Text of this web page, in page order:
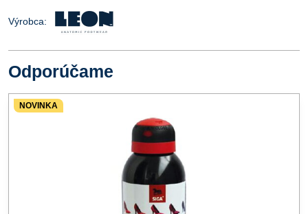
Výrobca:
Odporúčame
NOVINKA